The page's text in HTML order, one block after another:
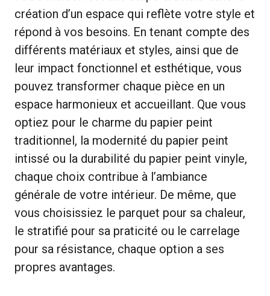
création d’un espace qui reflète votre style et
répond à vos besoins. En tenant compte des
différents matériaux et styles, ainsi que de
leur impact fonctionnel et esthétique, vous
pouvez transformer chaque pièce en un
espace harmonieux et accueillant. Que vous
optiez pour le charme du papier peint
traditionnel, la modernité du papier peint
intissé ou la durabilité du papier peint vinyle,
chaque choix contribue à l’ambiance
générale de votre intérieur. De même, que
vous choisissiez le parquet pour sa chaleur,
le stratifié pour sa praticité ou le carrelage
pour sa résistance, chaque option a ses
propres avantages.